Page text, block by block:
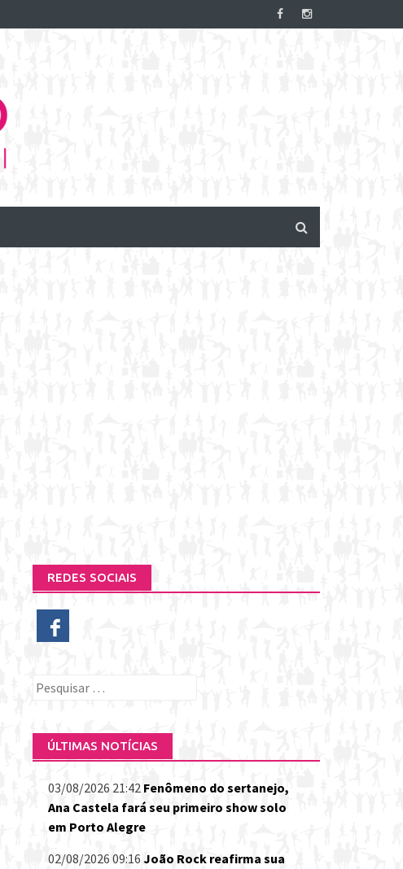
REDES SOCIAIS
Pesquisar
ÚLTIMAS NOTÍCIAS
03/08/2026 21:42 Fenômeno do sertanejo,
Ana Castela fará seu primeiro show solo
em Porto Alegre
02/08/2026 09:16 João Rock reafirma sua